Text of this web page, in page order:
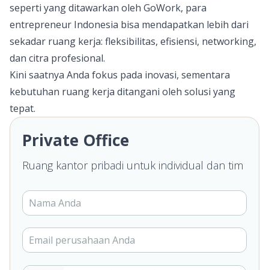
seperti yang ditawarkan oleh GoWork, para
entrepreneur Indonesia bisa mendapatkan lebih dari
sekadar ruang kerja: fleksibilitas, efisiensi, networking,
dan citra profesional.
Kini saatnya Anda fokus pada inovasi, sementara
kebutuhan ruang kerja ditangani oleh solusi yang
tepat.
Private Office
Ruang kantor pribadi untuk individual dan tim